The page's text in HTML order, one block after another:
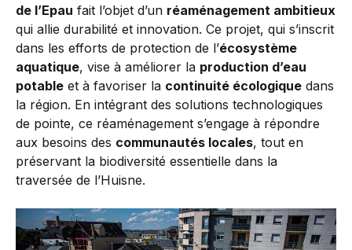
de l’Epau fait l’objet d’un réaménagement ambitieux
qui allie durabilité et innovation. Ce projet, qui s’inscrit
dans les efforts de protection de l’écosystème
aquatique, vise à améliorer la production d’eau
potable et à favoriser la continuité écologique dans
la région. En intégrant des solutions technologiques
de pointe, ce réaménagement s’engage à répondre
aux besoins des communautés locales, tout en
préservant la biodiversité essentielle dans la
traversée de l’Huisne.